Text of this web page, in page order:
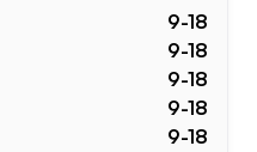
9-18
9-18
9-18
9-18
9-18